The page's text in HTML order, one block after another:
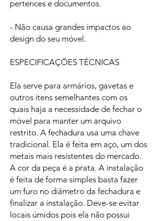
pertences e documentos.
- Não causa grandes impactos ao
design do seu móvel.
ESPECIFICAÇÕES TÉCNICAS
Ela serve para armários, gavetas e
outros itens semelhantes com os
quais haja a necessidade de fechar o
móvel para manter um arquivo
restrito. A fechadura usa uma chave
tradicional. Ela é feita em aço, um dos
metais mais resistentes do mercado.
A cor da peça é a prata. A instalação
é feita de forma simples basta fazer
um furo no diâmetro da fechadura e
finalizar a instalação. Deve-se evitar
locais úmidos pois ela não possui